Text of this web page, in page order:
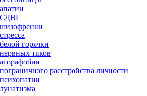
СДВГ
горячки
тиков
расстройства личности